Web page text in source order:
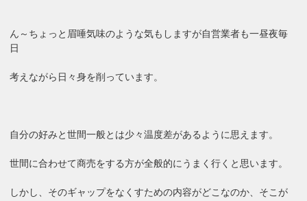
ん～ちょっと眉唾気味のような気もしますが自営業者も一昼夜毎
日
考えながら日々身を削っています。
自分の好みと世間一般とは少々温度差があるように思えます。
世間に合わせて商売をする方が全般的にうまく行くと思います。
しかし、そのギャップをなくすための内容がどこなのか、そこが